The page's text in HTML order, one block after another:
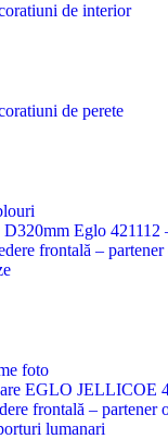
de interior
de perete
foto
lumanari